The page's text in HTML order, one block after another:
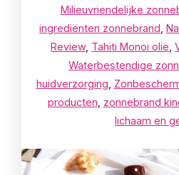
Milieuvriendelijke
ingrediënten zonnebrand
Review, Tahiti Monoi olie
Waterbestendige
huidverzorging
producten zonnebrand
lichaam en